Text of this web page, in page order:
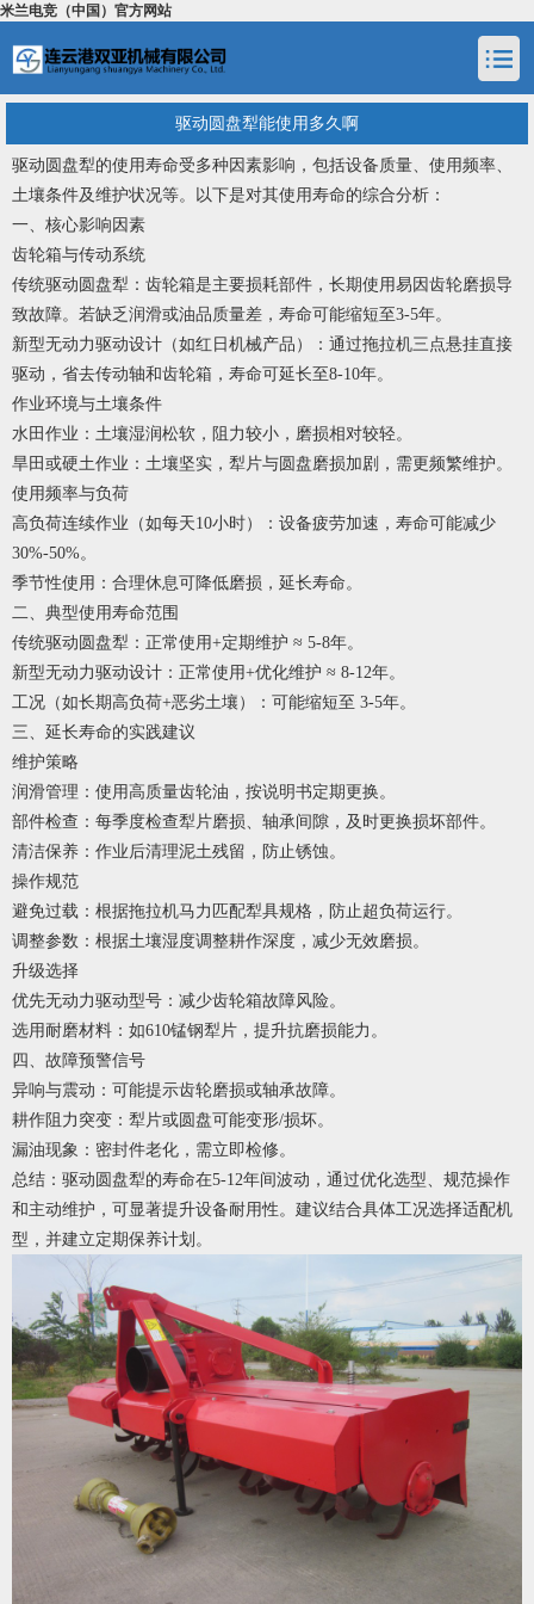
米兰电竞（中国）官方网站
驱动圆盘犁能使用多久啊
驱动圆盘犁的使用寿命受多种因素影响，包括设备质量、使用频率、
土壤条件及维护状况等。以下是对其使用寿命的综合分析：
一、核心影响因素
齿轮箱与传动系统
传统驱动圆盘犁：齿轮箱是主要损耗部件，长期使用易因齿轮磨损导
致故障。若缺乏润滑或油品质量差，寿命可能缩短至3-5年。
新型无动力驱动设计（如红日机械产品）：通过拖拉机三点悬挂直接
驱动，省去传动轴和齿轮箱，寿命可延长至8-10年。
作业环境与土壤条件
水田作业：土壤湿润松软，阻力较小，磨损相对较轻。
旱田或硬土作业：土壤坚实，犁片与圆盘磨损加剧，需更频繁维护。
使用频率与负荷
高负荷连续作业（如每天10小时）：设备疲劳加速，寿命可能减少
30%-50%。
季节性使用：合理休息可降低磨损，延长寿命。
二、典型使用寿命范围
传统驱动圆盘犁：正常使用+定期维护 ≈ 5-8年。
新型无动力驱动设计：正常使用+优化维护 ≈ 8-12年。
工况（如长期高负荷+恶劣土壤）：可能缩短至 3-5年。
三、延长寿命的实践建议
维护策略
润滑管理：使用高质量齿轮油，按说明书定期更换。
部件检查：每季度检查犁片磨损、轴承间隙，及时更换损坏部件。
清洁保养：作业后清理泥土残留，防止锈蚀。
操作规范
避免过载：根据拖拉机马力匹配犁具规格，防止超负荷运行。
调整参数：根据土壤湿度调整耕作深度，减少无效磨损。
升级选择
优先无动力驱动型号：减少齿轮箱故障风险。
选用耐磨材料：如610锰钢犁片，提升抗磨损能力。
四、故障预警信号
异响与震动：可能提示齿轮磨损或轴承故障。
耕作阻力突变：犁片或圆盘可能变形/损坏。
漏油现象：密封件老化，需立即检修。
总结：驱动圆盘犁的寿命在5-12年间波动，通过优化选型、规范操作
和主动维护，可显著提升设备耐用性。建议结合具体工况选择适配机
型，并建立定期保养计划。